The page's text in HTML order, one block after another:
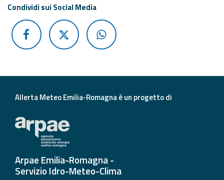
Condividi sui Social Media
Allerta Meteo Emilia-Romagna è un progetto di
Arpae Emilia-Romagna -
Servizio Idro-Meteo-Clima